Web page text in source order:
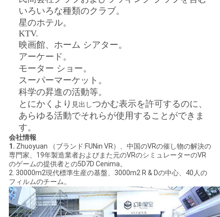
いろいろな種類のクラブ。
星のホテル。
KTV.
映画館、ホーム シアター。
アーケード。
モーター ショー。
スーパーマーケット。
科学の昇進の活動等。
とにかくより 見出しつかむ表示を許可するのに、
あらゆる活動でそれらが使用することができま
す。
会社情報
1. Zhuoyuan （ブランド:FUNin VR）、中国のVRの催し物の解決の
専門家、19年製造業者およびまた元のVRのシミュレーターのVR
のゲームの提供者との5D7D Cenima。
2. 30000m2現代標準生産の基盤、3000m2 R & Dの中心、40人の
フィルムのチーム。